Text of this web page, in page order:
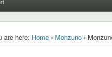
are here: Home› Monzuno›